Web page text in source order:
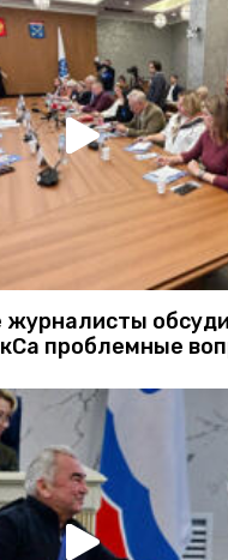
журналисты
проблемные